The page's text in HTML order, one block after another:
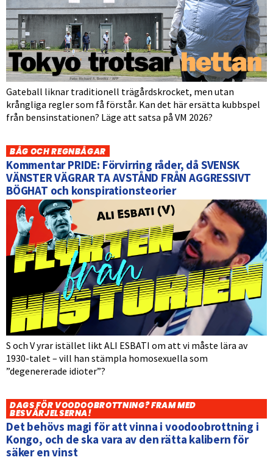
Gateball liknar traditionell trägårdskrocket, men utan
krångliga regler som få förstår. Kan det här ersätta kubbspel
från bensinstationen? Läge att satsa på VM 2026?
BÅG OCH REGNBÅGAR
Kommentar PRIDE: Förvirring råder, då SVENSK
VÄNSTER VÄGRAR TA AVSTÅND FRÅN AGGRESSIVT
BÖGHAT och konspirationsteorier
S och V yrar istället likt ALI ESBATI om att vi måste lära av
1930-talet – vill han stämpla homosexuella som
”degenererade idioter”?
DAGS FÖR VOODOOBROTTNING? FRAM MED
BESVÄRJELSERNA!
Det behövs magi för att vinna i voodoobrottning i
Kongo, och de ska vara av den rätta kalibern för
säker en vinst